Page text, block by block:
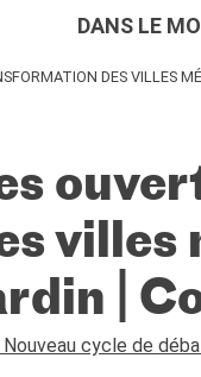
DANS LE
DES VILLES
villes
|
cycle de